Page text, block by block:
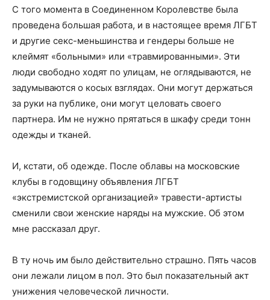
С того момента в Соединенном Королевстве была
проведена большая работа, и в настоящее время ЛГБТ
и другие секс-меньшинства и гендеры больше не
клеймят «больными» или «травмированными». Эти
люди свободно ходят по улицам, не оглядываются, не
задумываются о косых взглядах. Они могут держаться
за руки на публике, они могут целовать своего
партнера. Им не нужно прятаться в шкафу среди тонн
одежды и тканей.
И, кстати, об одежде. После облавы на московские
клубы в годовщину объявления ЛГБТ
«экстремистской организацией» травести-артисты
сменили свои женские наряды на мужские. Об этом
мне рассказал друг.
В ту ночь им было действительно страшно. Пять часов
они лежали лицом в пол. Это был показательный акт
унижения человеческой личности.